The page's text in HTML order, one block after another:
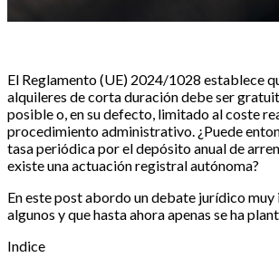
El Reglamento (UE) 2024/1028 establece
alquileres de corta duración debe ser
posible o, en su defecto, limitado al coste
procedimiento administrativo. ¿Puede
tasa periódica por el depósito anual de
existe una actuación registral autónoma?
En este post abordo un debate jurídico
algunos y que hasta ahora apenas se ha
Indice